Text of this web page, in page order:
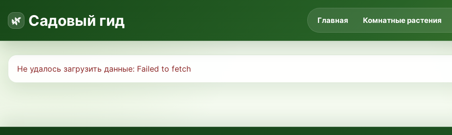
Садовый гид Главная Комнатные растения
Не удалось загрузить данные: Failed to fetch